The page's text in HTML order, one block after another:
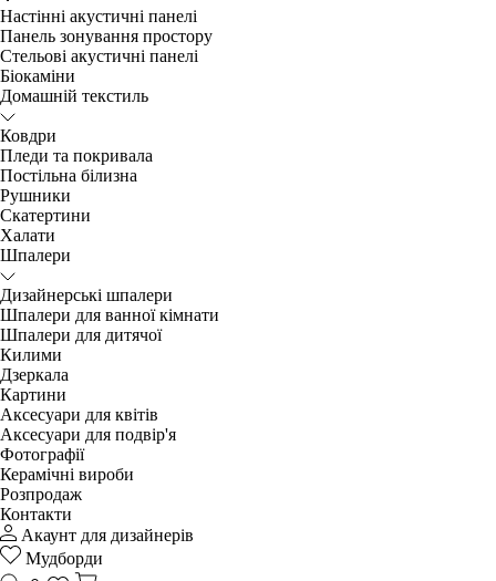
Настінні акустичні панелі
Панель зонування простору
Стельові акустичні панелі
Біокаміни
Домашній текстиль
Ковдри
Пледи та покривала
Постільна білизна
Рушники
Скатертини
Халати
Шпалери
Дизайнерські шпалери
Шпалери для ванної кімнати
Шпалери для дитячої
Килими
Дзеркала
Картини
Аксесуари для квітів
Аксесуари для подвір'я
Фотографії
Керамічні вироби
Розпродаж
Контакти
Акаунт для дизайнерів
Мудборди